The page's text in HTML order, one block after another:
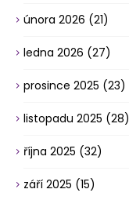
února 2026 (21)
ledna 2026 (27)
prosince 2025 (23)
listopadu 2025 (28)
října 2025 (32)
září 2025 (15)